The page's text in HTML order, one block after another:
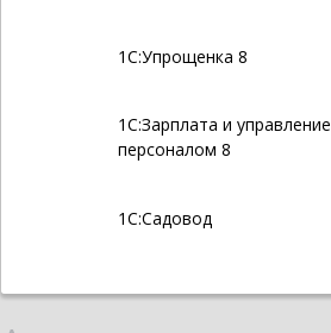
1С:Упрощенка 8
1С:Зарплата и управление
персоналом 8
1С:Садовод